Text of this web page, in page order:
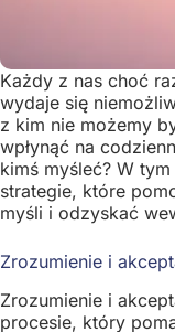
Każdy z nas choć
wydaje się
z kim nie możemy
wpłynąć na
kimś myśleć? W
strategie, które
myśli i odzyskać
Zrozumienie i
Zrozumienie i
procesie, który